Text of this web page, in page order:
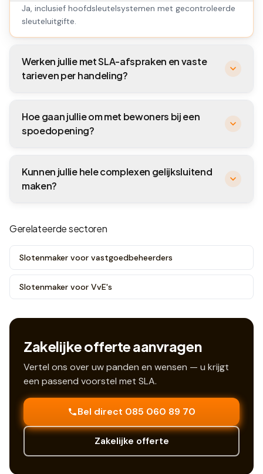
Ja, inclusief hoofdsleutelsystemen met gecontroleerde
sleuteluitgifte.
Werken jullie met SLA-afspraken en vaste
tarieven per handeling?
Hoe gaan jullie om met bewoners bij een
spoedopening?
Kunnen jullie hele complexen gelijksluitend
maken?
Gerelateerde sectoren
Slotenmaker voor vastgoedbeheerders
Slotenmaker voor VvE's
Zakelijke offerte aanvragen
Vertel ons over uw panden en wensen — u krijgt
een passend voorstel met SLA.
Bel direct 085 060 89 70
Zakelijke offerte